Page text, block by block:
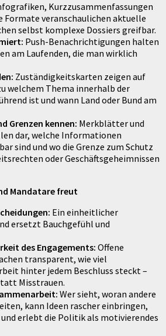
Kurzzusammenfassungen
Formate veranschaulichen aktuelle
selbst komplexe Dossiers greifbar.
Push-Benachrichtigungen halten
am Laufenden, die man wirklich
Zuständigkeitskarten zeigen auf
welchem Thema innerhalb der
ist und wann Land oder Bund am
Grenzen kennen: Merkblätter und
dar, welche Informationen
sind und wo die Grenze zum Schutz
oder Geschäftsgeheimnissen
Mandatare freut
Ein einheitlicher
ersetzt Bauchgefühl und
des Engagements: Offene
transparent, wie viel
hinter jedem Beschluss steckt –
Misstrauen.
Wer sieht, woran andere
kann Ideen rascher einbringen,
erlebt die Politik als motivierendes